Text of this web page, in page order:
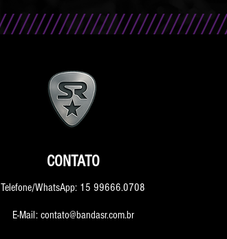
CONTATO
Telefone/WhatsApp: 15 99666.0708
E-Mail: contato@bandasr.com.br